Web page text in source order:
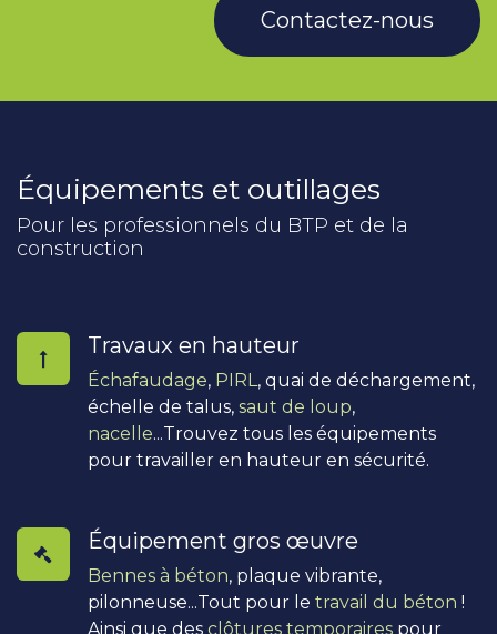
Contactez-nous
Équipements et outillages
Pour les professionnels du BTP et de la
construction
Travaux en hauteur
Échafaudage, PIRL, quai de déchargement,
échelle de talus, saut de loup,
nacelle...Trouvez tous les équipements
pour travailler en hauteur en sécurité.
Équipement gros œuvre
Bennes à béton, plaque vibrante,
pilonneuse...Tout pour le travail du béton !
Ainsi que des clôtures temporaires pour